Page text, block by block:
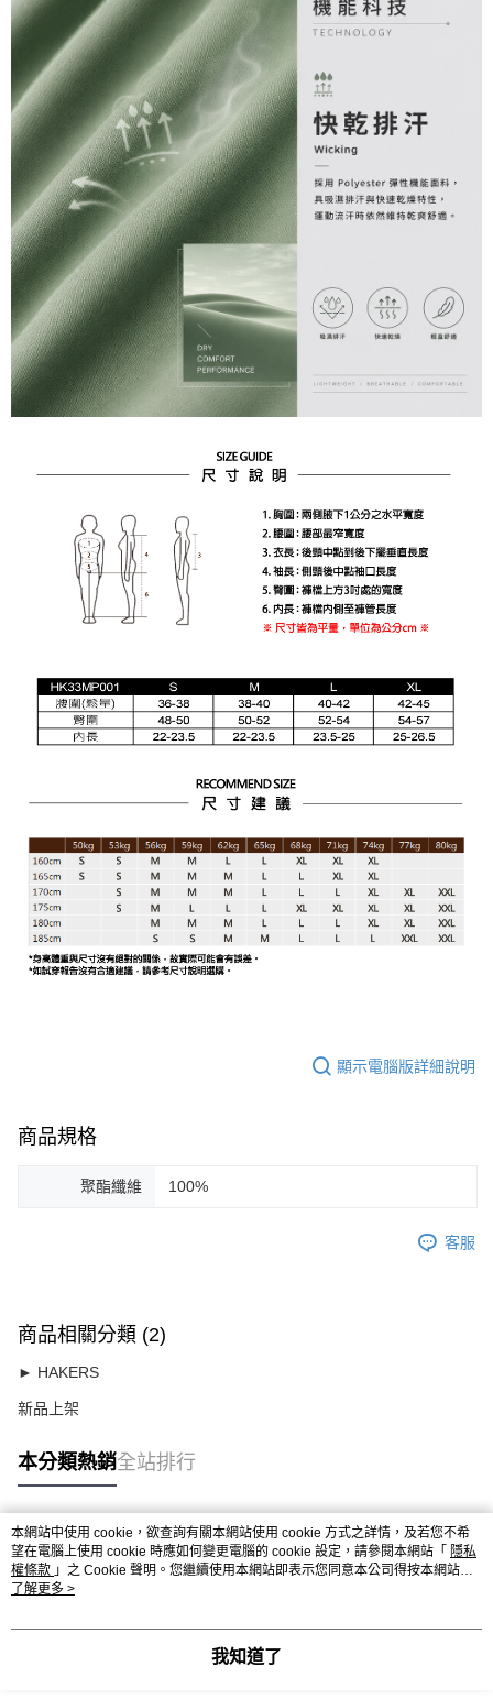
顯示電腦版詳細說明
商品規格
聚酯纖維 100%
客服
商品相關分類 (2)
► HAKERS
新品上架
本分類熱銷全站排行
熱門標籤
本網站中使用 cookie，欲查詢有關本網站使用 cookie 方式之詳情，及若您不希
望在電腦上使用 cookie 時應如何變更電腦的 cookie 設定，請參閱本網站「 隱私
權條款 」之 Cookie 聲明。您繼續使用本網站即表示您同意本公司得按本網站使
用條款之 Cookie 聲明使用 cookie。
了解更多 >
我知道了